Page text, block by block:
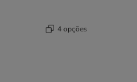
4 opções